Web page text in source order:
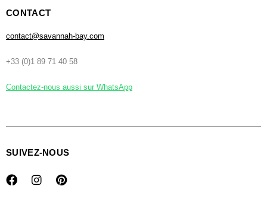
CONTACT
contact@savannah-bay.com
+33 (0)1 89 71 40 58
Contactez-nous aussi sur WhatsApp
SUIVEZ-NOUS